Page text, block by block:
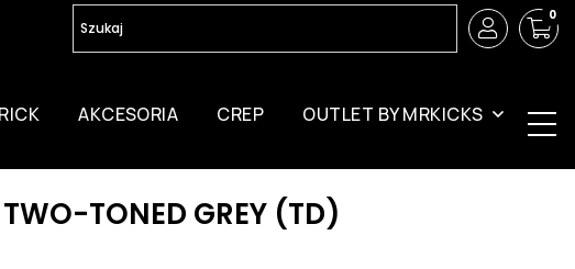
AKCESORIA CREP OUTLET BY MRKICKS
0
TONED GREY (TD)